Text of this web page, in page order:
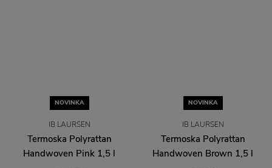
NOVINKA
IB LAURSEN
Termoska Polyrattan
Handwoven Pink 1,5 l
NOVINKA
IB LAURSEN
Termoska Polyrattan
Handwoven Brown 1,5 l